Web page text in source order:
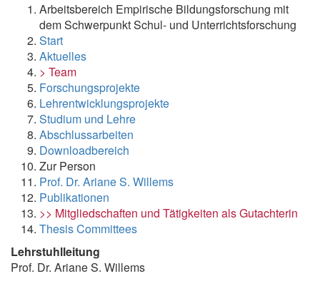
Arbeitsbereich Empirische Bildungsforschung mit
dem Schwerpunkt Schul- und Unterrichtsforschung
Start
Aktuelles
> Team
Forschungsprojekte
Lehrentwicklungsprojekte
Studium und Lehre
Abschlussarbeiten
Downloadbereich
Zur Person
Prof. Dr. Ariane S. Willems
Publikationen
>> Mitgliedschaften und Tätigkeiten als Gutachterin
Thesis Committees
Lehrstuhlleitung
Prof. Dr. Ariane S. Willems